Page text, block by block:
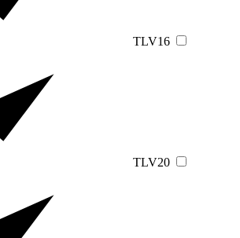
TLV16
TLV20